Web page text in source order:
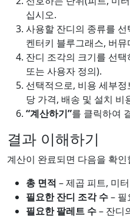
십시오.
사용할 잔디의 종류를
켄터키 블루그래스, 버
잔디 조각의 크기를 선
또는 사용자 정의).
선택적으로, 비용 세부
당 가격, 배송 및 설치 비
“계산하기”를 클릭하여
결과 이해하기
계산이 완료되면 다음을 확
총 면적 – 제곱 피트, 미
필요한 잔디 조각 수– 필
필요한 팔레트 수– 잔디